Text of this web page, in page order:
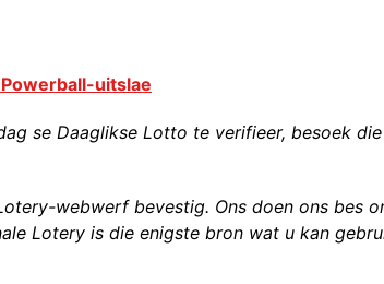
uitslae
se Daaglikse Lotto te verifieer, besoek die
webwerf bevestig. Ons doen ons bes
Lotery is die enigste bron wat u kan